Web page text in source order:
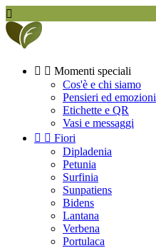

  Momenti speciali
Cos'è e chi siamo
Pensieri ed emozioni
Etichette e QR
Vasi e messaggi
  Fiori
Dipladenia
Petunia
Surfinia
Sunpatiens
Bidens
Lantana
Verbena
Portulaca